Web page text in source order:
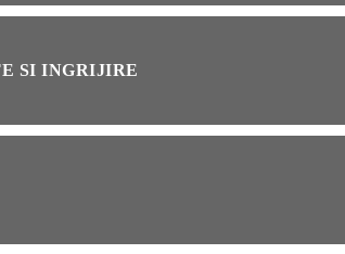
SI INGRIJIRE